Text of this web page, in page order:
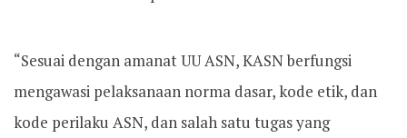
“Sesuai dengan amanat UU ASN, KASN berfungsi
mengawasi pelaksanaan norma dasar, kode etik, dan
kode perilaku ASN, dan salah satu tugas yang